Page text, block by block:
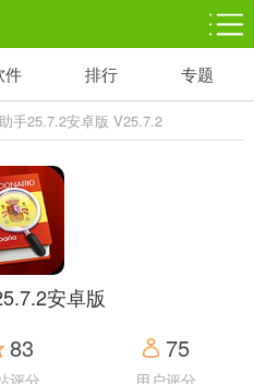
益智
游戏
体育竞技
5百+款游戏
竞速
游戏
件 排行 专题
手25.7.2安卓版 V25.7.2
安卓版
83
评分
75
用户评分